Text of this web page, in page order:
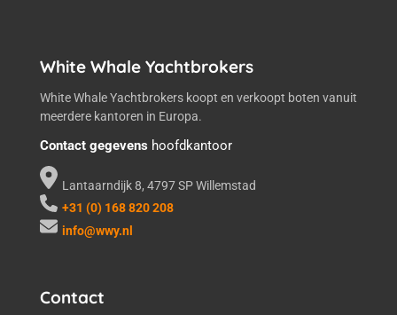
White Whale Yachtbrokers
White Whale Yachtbrokers koopt en verkoopt boten vanuit
meerdere kantoren in Europa.
Contact gegevens hoofdkantoor
Lantaarndijk 8, 4797 SP Willemstad
+31 (0) 168 820 208
info@wwy.nl
Contact